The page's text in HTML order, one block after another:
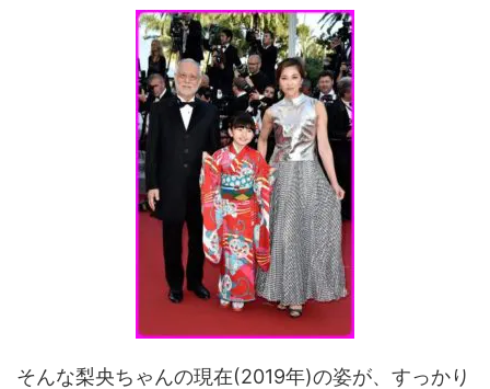
そんな梨央ちゃんの現在(2019年)の姿が、すっかり